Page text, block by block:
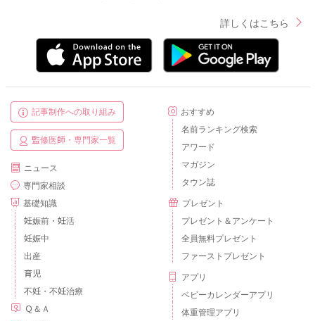
詳しくはこちら
記事制作への取り組み
監修医師・専門家一覧
ニュース
専門家相談
基礎知識
妊娠前・妊活
妊娠中
出産
育児
不妊・不妊治療
Ｑ＆Ａ
おすすめ
名前ランキング検索
アワード
マガジン
タウン誌
プレゼント
プレゼント＆アンケート
全員無料プレゼント
ファーストプレゼント
アプリ
ベビーカレンダーアプリ
体重管理アプリ